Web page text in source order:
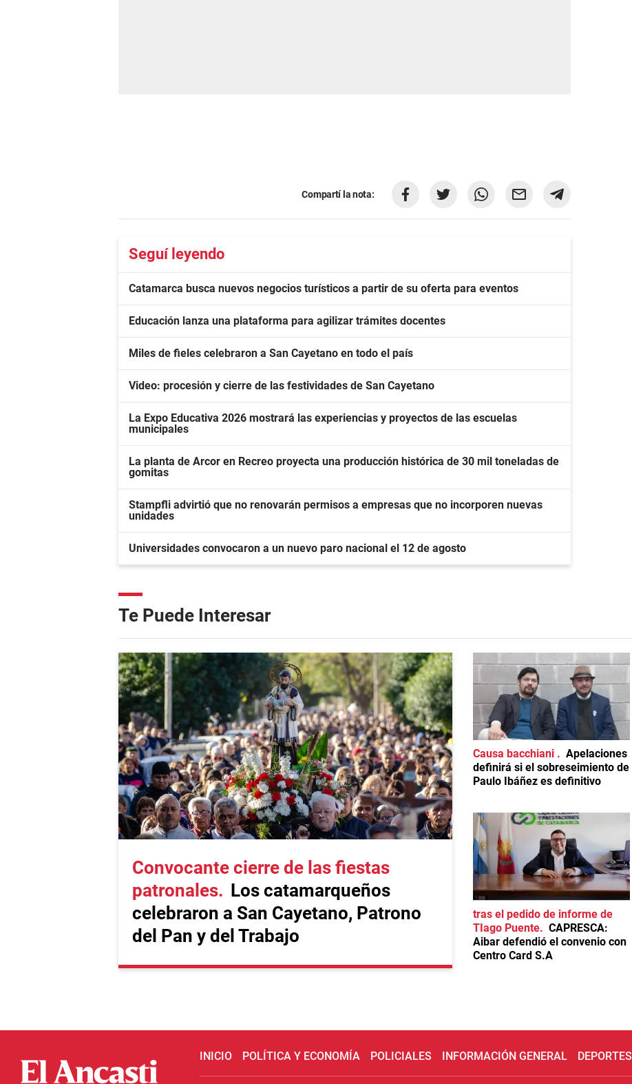
Compartí la nota:
Seguí leyendo
Catamarca busca nuevos negocios turísticos a partir de su oferta para eventos
Educación lanza una plataforma para agilizar trámites docentes
Miles de fieles celebraron a San Cayetano en todo el país
Video: procesión y cierre de las festividades de San Cayetano
La Expo Educativa 2026 mostrará las experiencias y proyectos de las escuelas
municipales
La planta de Arcor en Recreo proyecta una producción histórica de 30 mil toneladas de
gomitas
Stampfli advirtió que no renovarán permisos a empresas que no incorporen nuevas
unidades
Universidades convocaron a un nuevo paro nacional el 12 de agosto
Te Puede Interesar
Convocante cierre de las fiestas
patronales
Los catamarqueños
celebraron a San Cayetano, Patrono
del Pan y del Trabajo
Causa bacchiani
Apelaciones
definirá si el sobreseimiento de
Paulo Ibáñez es definitivo
tras el pedido de informe de
TIago Puente
CAPRESCA:
Aibar defendió el convenio con
Centro Card S.A
INICIO POLÍTICA Y ECONOMÍA POLICIALES INFORMACIÓN GENERAL DEPORTES